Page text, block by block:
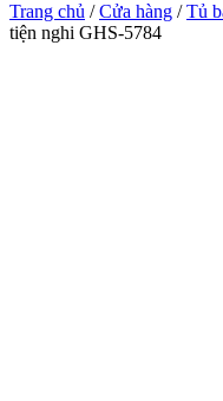
Trang chủ /Cửa hàng /Tủ
tiện nghi GHS-5784